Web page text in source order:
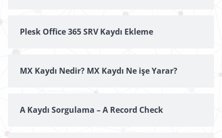
Plesk Office 365 SRV Kaydı Ekleme
MX Kaydı Nedir? MX Kaydı Ne işe Yarar?
A Kaydı Sorgulama – A Record Check